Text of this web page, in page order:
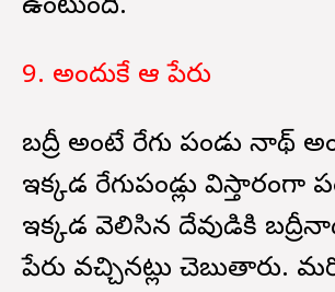
ఉంటుంది.
9. అందుకే ఆ పేరు
బద్రీ అంటే రేగు పండు నాథ్
ఇక్కడ రేగుపండ్లు విస్తారంగా
ఇక్కడ వెలిసిన దేవుడికి
పేరు వచ్చినట్లు చెబుతారు.